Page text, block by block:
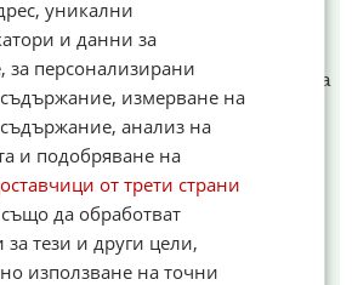
отидеш на съд губиш делото и
ти става 1100 със съдебните
на съдия изпълнителя . Ако нямаш
и почва да конфискува вещи от дома
отиват на търг и с парите от
комисионни и съдебните
неплащай !
прави в нормални държави където
и могат ефективно да си събират
уникални
и данни за
за персонализирани
измерване на
анализ на
и подобряване на
от трети страни
да обработват
тези и други цели,
използване на точни